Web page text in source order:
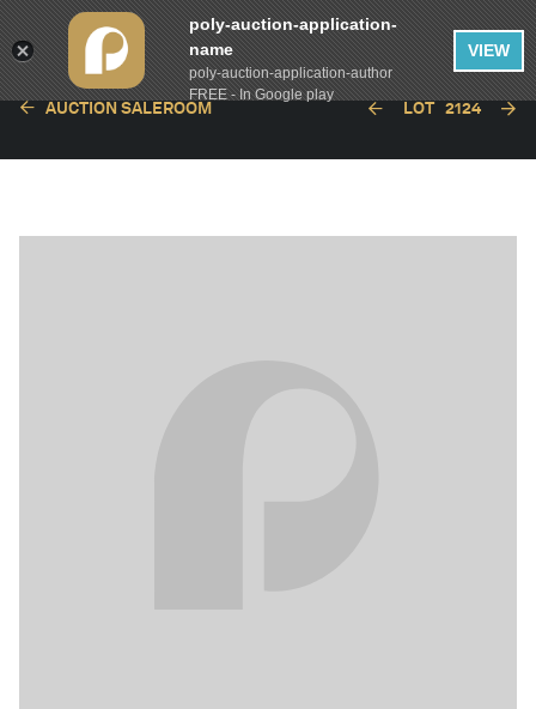
AUCTION SALEROOM LOT 2124
poly-auction-application-
name
poly-auction-application-author
FREE - In Google play
VIEW